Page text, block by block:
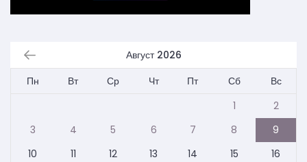
Август 2026
Пн
Вт Ср Чт Пт Сб
Вс
1
2
3
4 5 6 7 8
9
10
11 12 13 14 15
16